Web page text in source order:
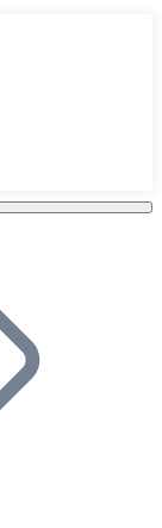
y permite que